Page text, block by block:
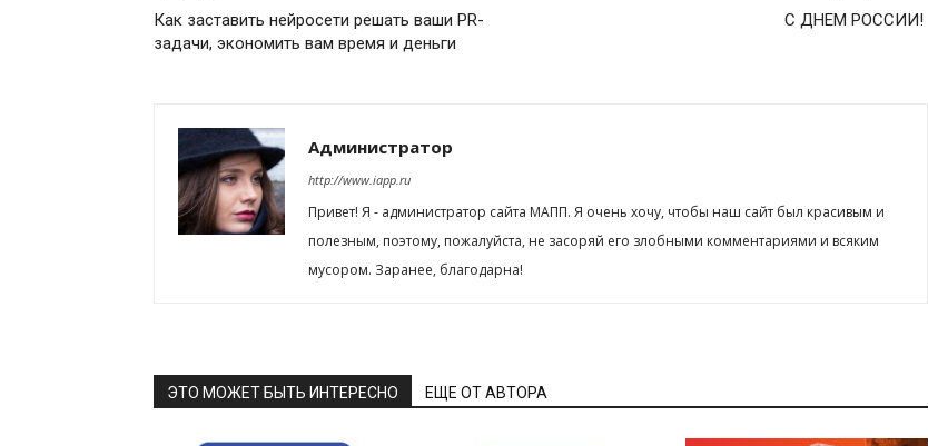
Как заставить нейросети решать ваши PR-
задачи, экономить вам время и деньги
С ДНЕМ РОССИИ!
Администратор
http://www.iapp.ru
Привет! Я - администратор сайта МАПП. Я очень хочу, чтобы наш сайт был красивым и
полезным, поэтому, пожалуйста, не засоряй его злобными комментариями и всяким
мусором. Заранее, благодарна!
ЭТО МОЖЕТ БЫТЬ ИНТЕРЕСНО ЕЩЕ ОТ АВТОРА